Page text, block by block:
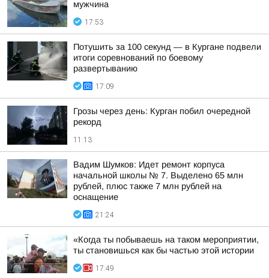
мужчина
17:53
Потушить за 100 секунд — в Кургане подвели
итоги соревнований по боевому
развертыванию
17:09
Грозы через день: Курган побил очередной
рекорд
11:13
Вадим Шумков: Идет ремонт корпуса
начальной школы № 7. Выделено 65 млн
рублей, плюс также 7 млн рублей на
оснащение
21:24
«Когда ты побываешь на таком мероприятии,
ты становишься как бы частью этой истории
17:49